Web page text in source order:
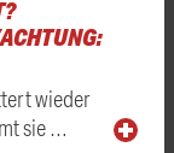
wieder
sie …